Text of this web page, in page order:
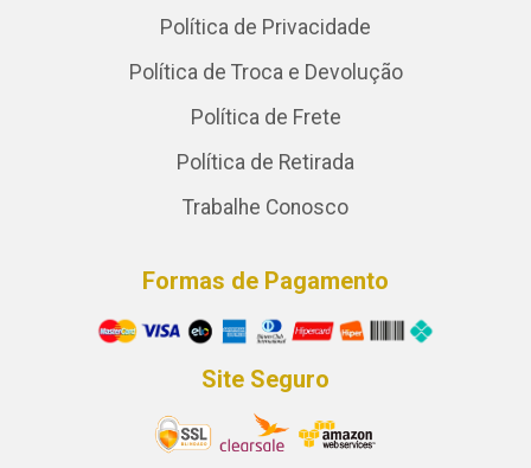
Política de Privacidade
Política de Troca e Devolução
Política de Frete
Política de Retirada
Trabalhe Conosco
Formas de Pagamento
Site Seguro